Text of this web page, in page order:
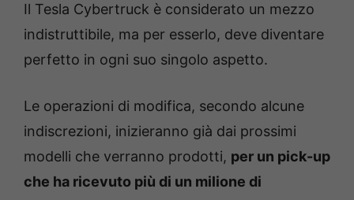
Il Tesla Cybertruck è considerato un mezzo
indistruttibile, ma per esserlo, deve diventare
perfetto in ogni suo singolo aspetto.
Le operazioni di modifica, secondo alcune
indiscrezioni, inizieranno già dai prossimi
modelli che verranno prodotti, per un pick-up
che ha ricevuto più di un milione di